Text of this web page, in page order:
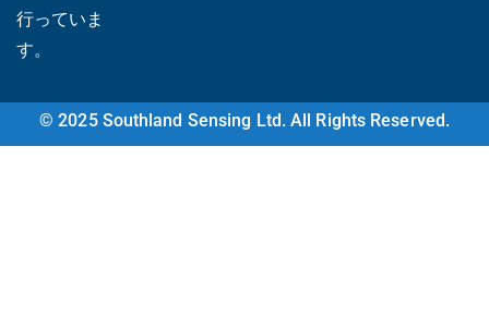
行っていま
す。
© 2025 Southland Sensing Ltd. All Rights Reserved.
Italian